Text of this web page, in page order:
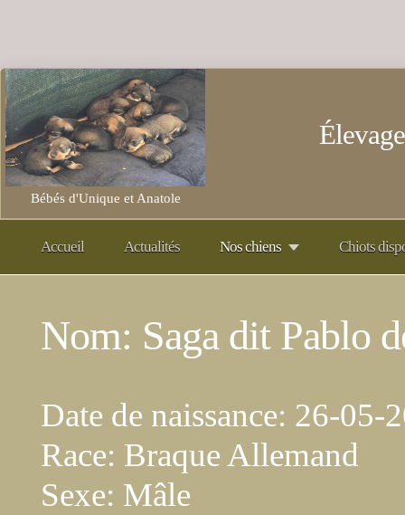
Bébés d'Unique et Anatole
Accueil Actualités Nos chiens Chiots
Nom: Saga dit Pablo
Date de naissance: 26-05-
Race: Braque Allemand
Sexe: Mâle